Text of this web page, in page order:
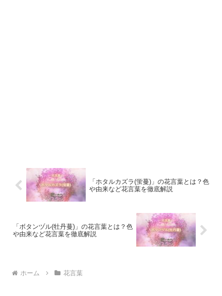
「ホタルカズラ(蛍蔓)」の花言葉とは？色
や由来など花言葉を徹底解説
「ボタンヅル(牡丹蔓)」の花言葉とは？色
や由来など花言葉を徹底解説
ホーム 花言葉